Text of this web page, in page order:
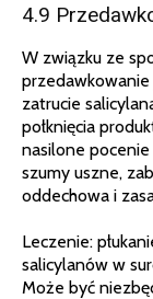
4.9
W związku ze
zatrucie
połknięcia
nasilone pocenie
szumy uszne,
oddechowa i
Leczenie:
salicylanów w
Może być